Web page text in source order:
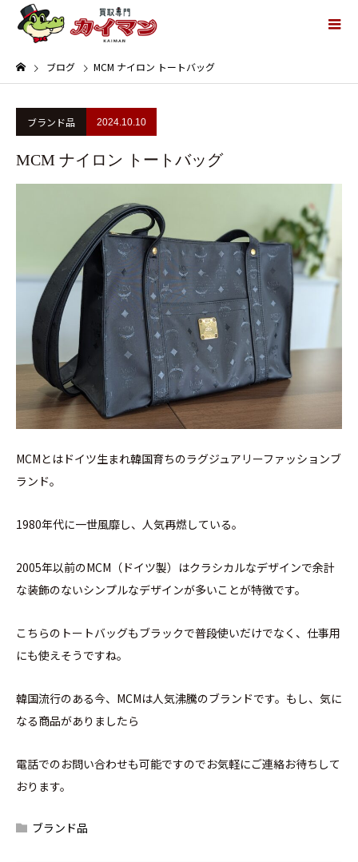
ブログ MCM ナイロン トートバッグ
ブランド品 2024.10.10
MCM ナイロン トートバッグ
MCMとはドイツ生まれ韓国育ちのラグジュアリーファッションブ
ランド。
1980年代に一世風靡し、人気再燃している。
2005年以前のMCM（ドイツ製）はクラシカルなデザインで余計
な装飾のないシンプルなデザインが多いことが特徴です。
こちらのトートバッグもブラックで普段使いだけでなく、仕事用
にも使えそうですね。
韓国流行のある今、MCMは人気沸騰のブランドです。もし、気に
なる商品がありましたら
電話でのお問い合わせも可能ですのでお気軽にご連絡お待ちして
おります。
ブランド品